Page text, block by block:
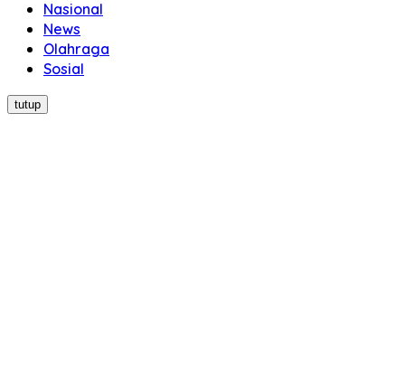
Nasional
News
Olahraga
Sosial
tutup